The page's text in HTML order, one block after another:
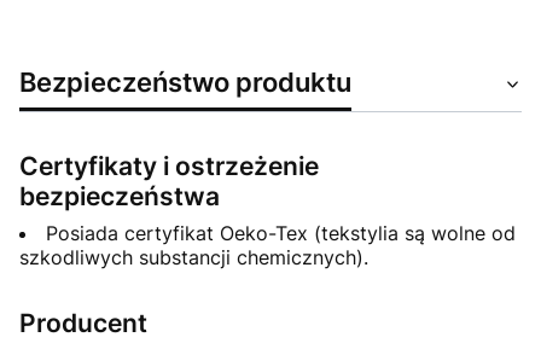
Bezpieczeństwo produktu
Certyfikaty i ostrzeżenie
bezpieczeństwa
Posiada certyfikat Oeko-Tex (tekstylia są wolne od
szkodliwych substancji chemicznych).
Producent